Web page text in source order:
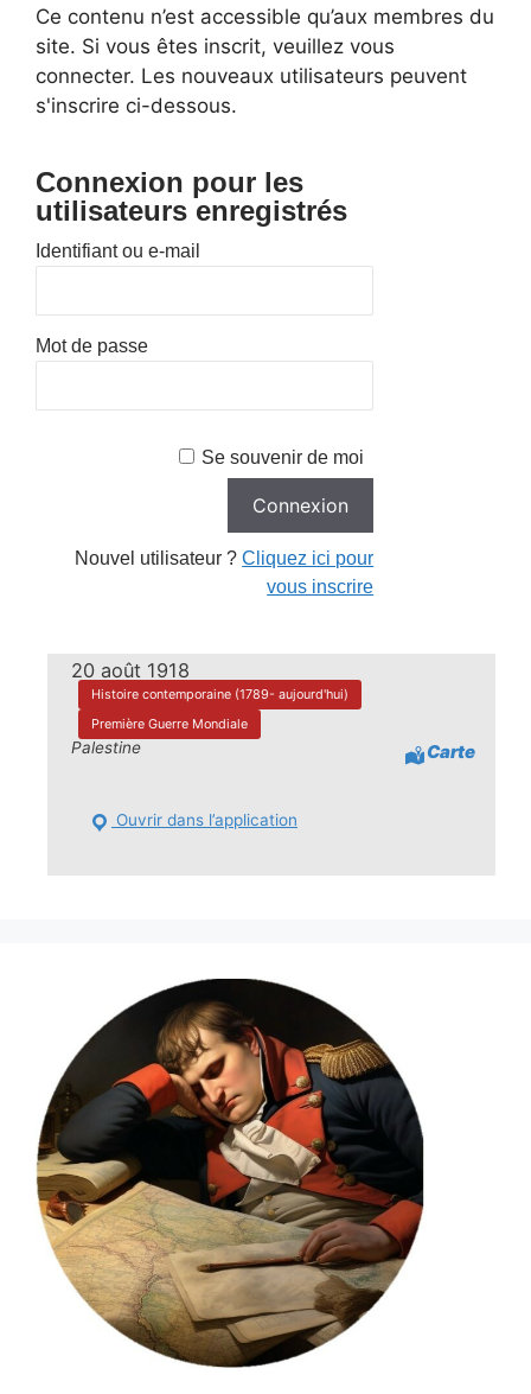
Ce contenu n’est accessible qu’aux membres du
site. Si vous êtes inscrit, veuillez vous
connecter. Les nouveaux utilisateurs peuvent
s'inscrire ci-dessous.
Connexion pour les
utilisateurs enregistrés
Identifiant ou e-mail
Mot de passe
Se souvenir de moi
Nouvel utilisateur ?Cliquez ici pour
vous inscrire
20 août 1918
Histoire contemporaine (1789- aujourd'hui)
Première Guerre Mondiale
Palestine Carte
Ouvrir dans l’application